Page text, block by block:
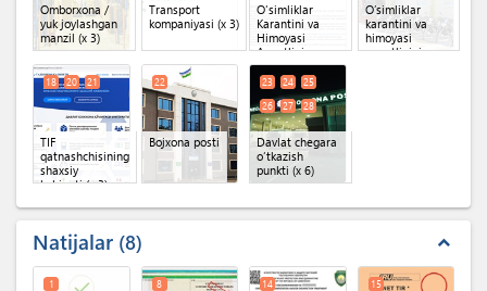
Omborxona /
yuk joylashgan
manzil (x 3)
Transport
kompaniyasi (x 3)
O'simliklar
Karantini va
Himoyasi
Agentligi
Shaxsiy kabineti
(Oferta)
Oʼsimliklar
karantini va
himoyasi
agentligining
TIF
qatnashchisining
shaxsiy
kabineti(x 3)
18 20 21
Bojxona posti
22
Davlat chegara
o‘tkazish
punkti (x 6)
23 24
25
26
27 28
Natijalar 8 expand_less
1 8 14 15